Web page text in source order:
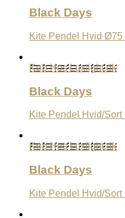
Black Days
Kite Pendel Hvid Ø75
Køb Hos Luxlight.dk
Black Days
Kite Pendel Hvid/
Køb Hos Luxlight.dk
Black Days
Kite Pendel Hvid/